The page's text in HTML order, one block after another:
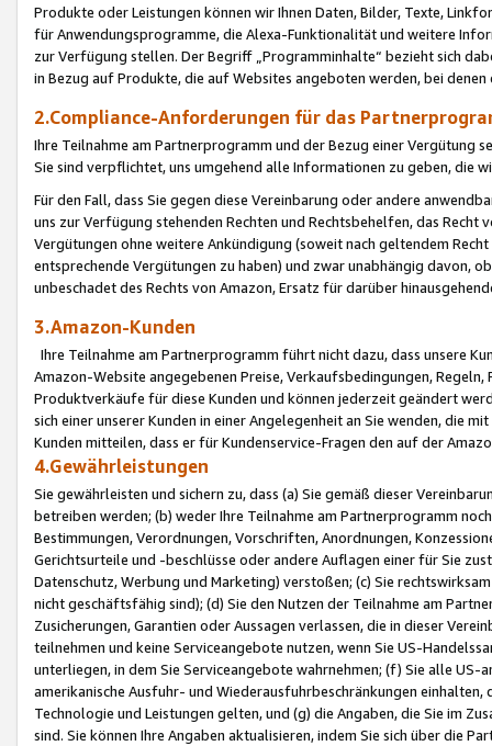
Produkte oder Leistungen können wir Ihnen Daten, Bilder, Texte,
für Anwendungsprogramme, die Alexa-Funktionalität und weitere
zur Verfügung stellen. Der Begriff „Programminhalte“ bezieht sich
in Bezug auf Produkte, die auf Websites angeboten werden, bei
2.Compliance-Anforderungen für das
Ihre Teilnahme am Partnerprogramm und der Bezug einer Vergütung
Sie sind verpflichtet, uns umgehend alle Informationen zu geben, die
Für den Fall, dass Sie gegen diese Vereinbarung oder andere
uns zur Verfügung stehenden Rechten und Rechtsbehelfen, das
Vergütungen ohne weitere Ankündigung (soweit nach geltendem
entsprechende Vergütungen zu haben) und zwar unabhängig davon,
unbeschadet des Rechts von Amazon, Ersatz für darüber
3.Amazon-Kunden
Ihre Teilnahme am Partnerprogramm führt nicht dazu, dass unsere
Amazon-Website angegebenen Preise, Verkaufsbedingungen,
Produktverkäufe für diese Kunden und können jederzeit geändert
sich einer unserer Kunden in einer Angelegenheit an Sie wenden, die
Kunden mitteilen, dass er für Kundenservice-Fragen den auf der
4.Gewährleistungen
Sie gewährleisten und sichern zu, dass (a) Sie gemäß dieser
betreiben werden; (b) weder Ihre Teilnahme am Partnerprogramm
Bestimmungen, Verordnungen, Vorschriften, Anordnungen,
Gerichtsurteile und -beschlüsse oder andere Auflagen einer für Sie
Datenschutz, Werbung und Marketing) verstoßen; (c) Sie
nicht geschäftsfähig sind); (d) Sie den Nutzen der Teilnahme am
Zusicherungen, Garantien oder Aussagen verlassen, die in dieser
teilnehmen und keine Serviceangebote nutzen, wenn Sie US-
unterliegen, in dem Sie Serviceangebote wahrnehmen; (f) Sie alle
amerikanische Ausfuhr- und Wiederausfuhrbeschränkungen
Technologie und Leistungen gelten, und (g) die Angaben, die Sie im
sind. Sie können Ihre Angaben aktualisieren, indem Sie sich über die